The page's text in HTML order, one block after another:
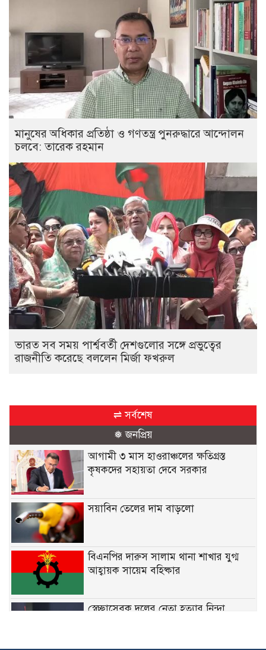
মানুষের অধিকার প্রতিষ্ঠা ও গণতন্ত্র পুনরুদ্ধারে আন্দোলন
চলবে: তারেক রহমান
ভারত সব সময় পার্শ্ববর্তী দেশগুলোর সঙ্গে প্রভুত্বের
রাজনীতি করেছে বললেন মির্জা ফখরুল
⇌ সর্বশেষ
❅ জনপ্রিয়
আগামী ৩ মাস হাওরাঞ্চলের ক্ষতিগ্রস্ত
কৃষকদের সহায়তা দেবে সরকার
সয়াবিন তেলের দাম বাড়লো
বিএনপির দারুস সালাম থানা শাখার যুগ্ম
আহ্বায়ক সায়েম বহিষ্কার
স্বেচ্ছাসেবক দলের নেতা হত্যার নিন্দা